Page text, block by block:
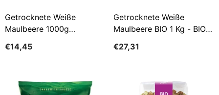
Getrocknete Weiße
Maulbeere 1000g
€14,45
Getrocknete Weiße
Maulbeere BIO 1 Kg - BIO
€27,31